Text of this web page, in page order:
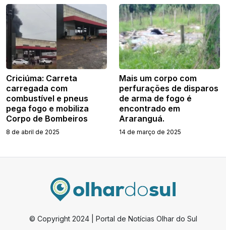
Criciúma: Carreta
carregada com
combustível e pneus
pega fogo e mobiliza
Corpo de Bombeiros
8 de abril de 2025
Mais um corpo com
perfurações de disparos
de arma de fogo é
encontrado em
Araranguá.
14 de março de 2025
© Copyright 2024 | Portal de Notícias Olhar do Sul